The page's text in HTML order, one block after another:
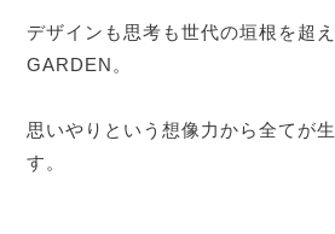
デザインも思考も世代の垣根を超
GARDEN。
思いやりという想像力から全てが
す。